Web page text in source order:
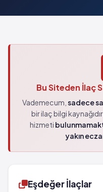
Bu Siteden İlaç
Vademecum, sadece
bir ilaç bilgi
hizmeti
yakın
Eşdeğer İlaçlar